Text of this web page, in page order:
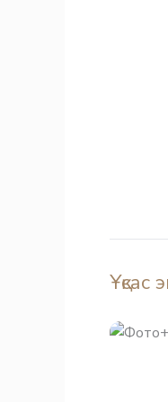
Ұқсас